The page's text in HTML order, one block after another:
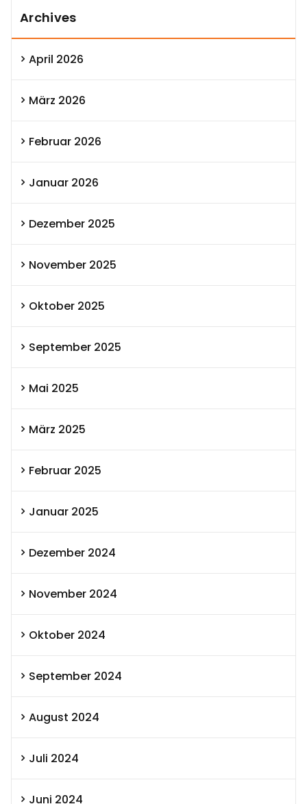
Archives
April 2026
März 2026
Februar 2026
Januar 2026
Dezember 2025
November 2025
Oktober 2025
September 2025
Mai 2025
März 2025
Februar 2025
Januar 2025
Dezember 2024
November 2024
Oktober 2024
September 2024
August 2024
Juli 2024
Juni 2024